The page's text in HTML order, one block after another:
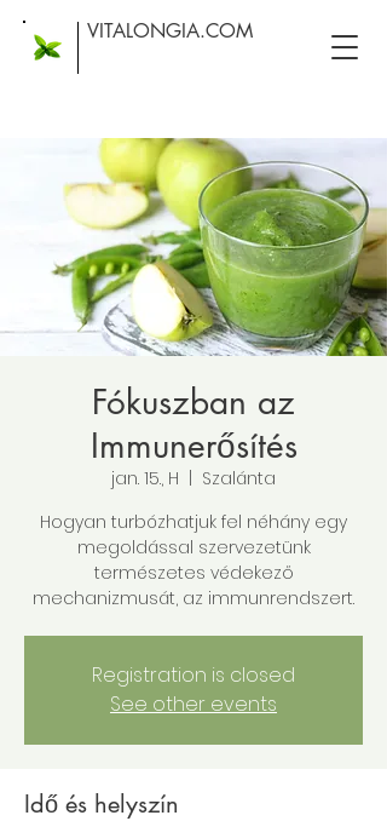
VITALONGIA.COM
Fókuszban az
Immunerősítés
jan. 15., H
Szalánta
Hogyan turbózhatjuk fel néhány egy
megoldással szervezetünk
természetes védekező
mechanizmusát, az immunrendszert.
Registration is closed
See other events
Idő és helyszín